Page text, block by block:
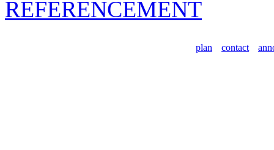
plan contact